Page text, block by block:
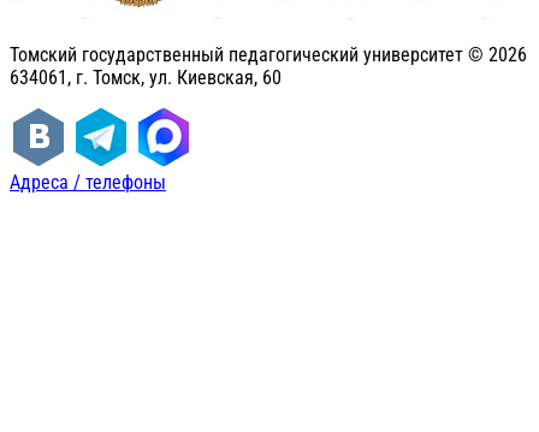
Томский государственный педагогический университет © 2026
634061, г. Томск, ул. Киевская, 60
Адреса / телефоны